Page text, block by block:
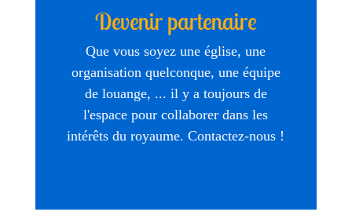
Devenir partenaire
Que vous soyez une église, une
organisation quelconque, une équipe
de louange, ... il y a toujours de
l'espace pour collaborer dans les
intérêts du royaume. Contactez-nous !